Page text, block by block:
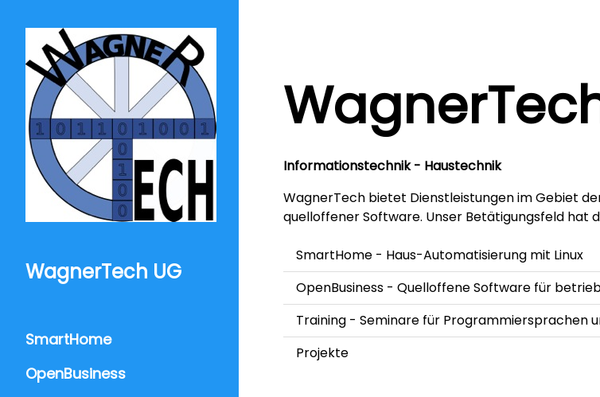
WagnerTech UG
SmartHome
OpenBusiness
Informationstechnik - Haustechnik
WagnerTech bietet Dienstleistungen im Gebiet
quelloffener Software. Unser Betätigungsfeld hat
SmartHome - Haus-Automatisierung mit Linux
OpenBusiness - Quelloffene Software für
Training - Seminare für Programmiersprachen
Projekte